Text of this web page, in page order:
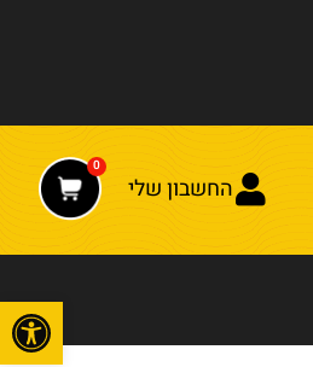
החשבון שלי
0